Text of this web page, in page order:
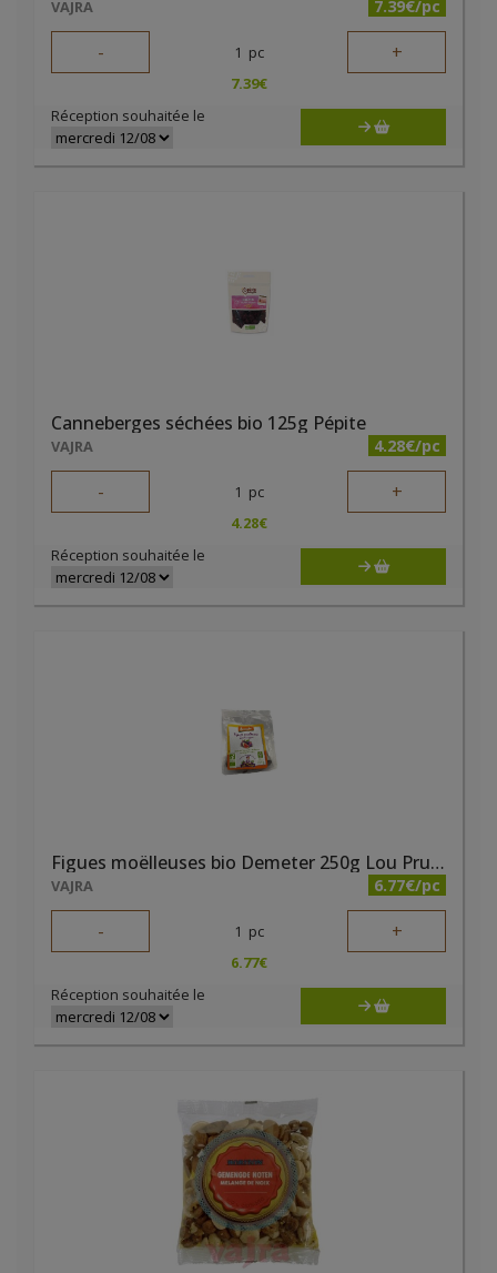
VAJRA 7.39€/pc
- 1 pc +
7.39€
Réception souhaitée le
Canneberges séchées bio 125g Pépite
VAJRA 4.28€/pc
- 1 pc +
4.28€
Réception souhaitée le
Figues moëlleuses bio Demeter 250g Lou Prunel
VAJRA 6.77€/pc
- 1 pc +
6.77€
Réception souhaitée le